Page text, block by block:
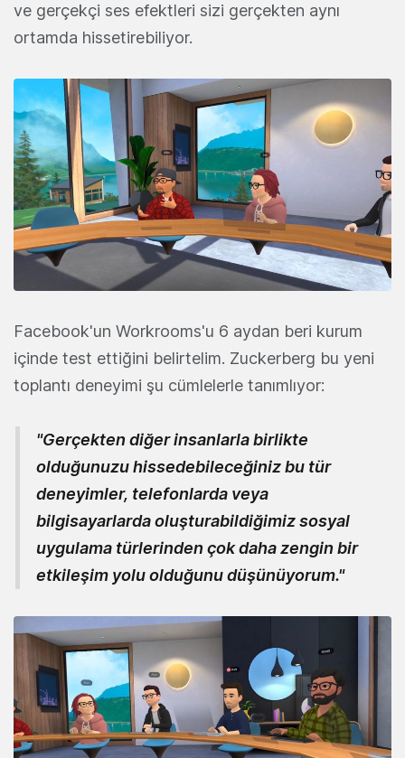
ve gerçekçi ses efektleri sizi gerçekten aynı
ortamda hissetirebiliyor.
Facebook'un Workrooms'u 6 aydan beri kurum
içinde test ettiğini belirtelim. Zuckerberg bu yeni
toplantı deneyimi şu cümlelerle tanımlıyor:
"Gerçekten diğer insanlarla birlikte
olduğunuzu hissedebileceğiniz bu tür
deneyimler, telefonlarda veya
bilgisayarlarda oluşturabildiğimiz sosyal
uygulama türlerinden çok daha zengin bir
etkileşim yolu olduğunu düşünüyorum."